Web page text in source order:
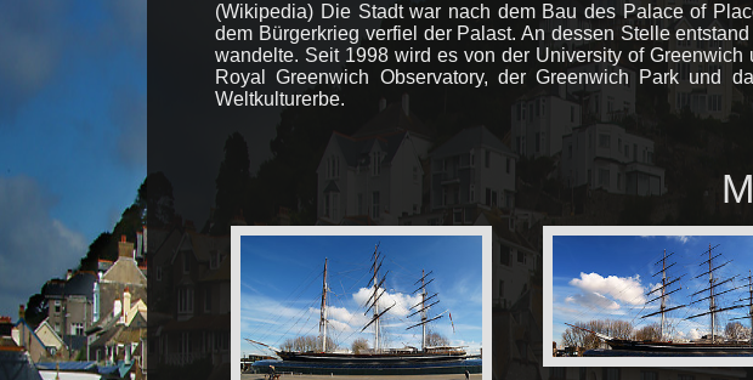
(Wikipedia) Die Stadt war nach dem Bau des Palace of
dem Bürgerkrieg verfiel der Palast. An dessen Stelle
wandelte. Seit 1998 wird es von der University of
Royal Greenwich Observatory, der Greenwich Park und
Weltkulturerbe.